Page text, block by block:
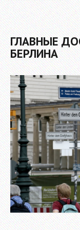
ГЛАВНЫЕ
БЕРЛИНА